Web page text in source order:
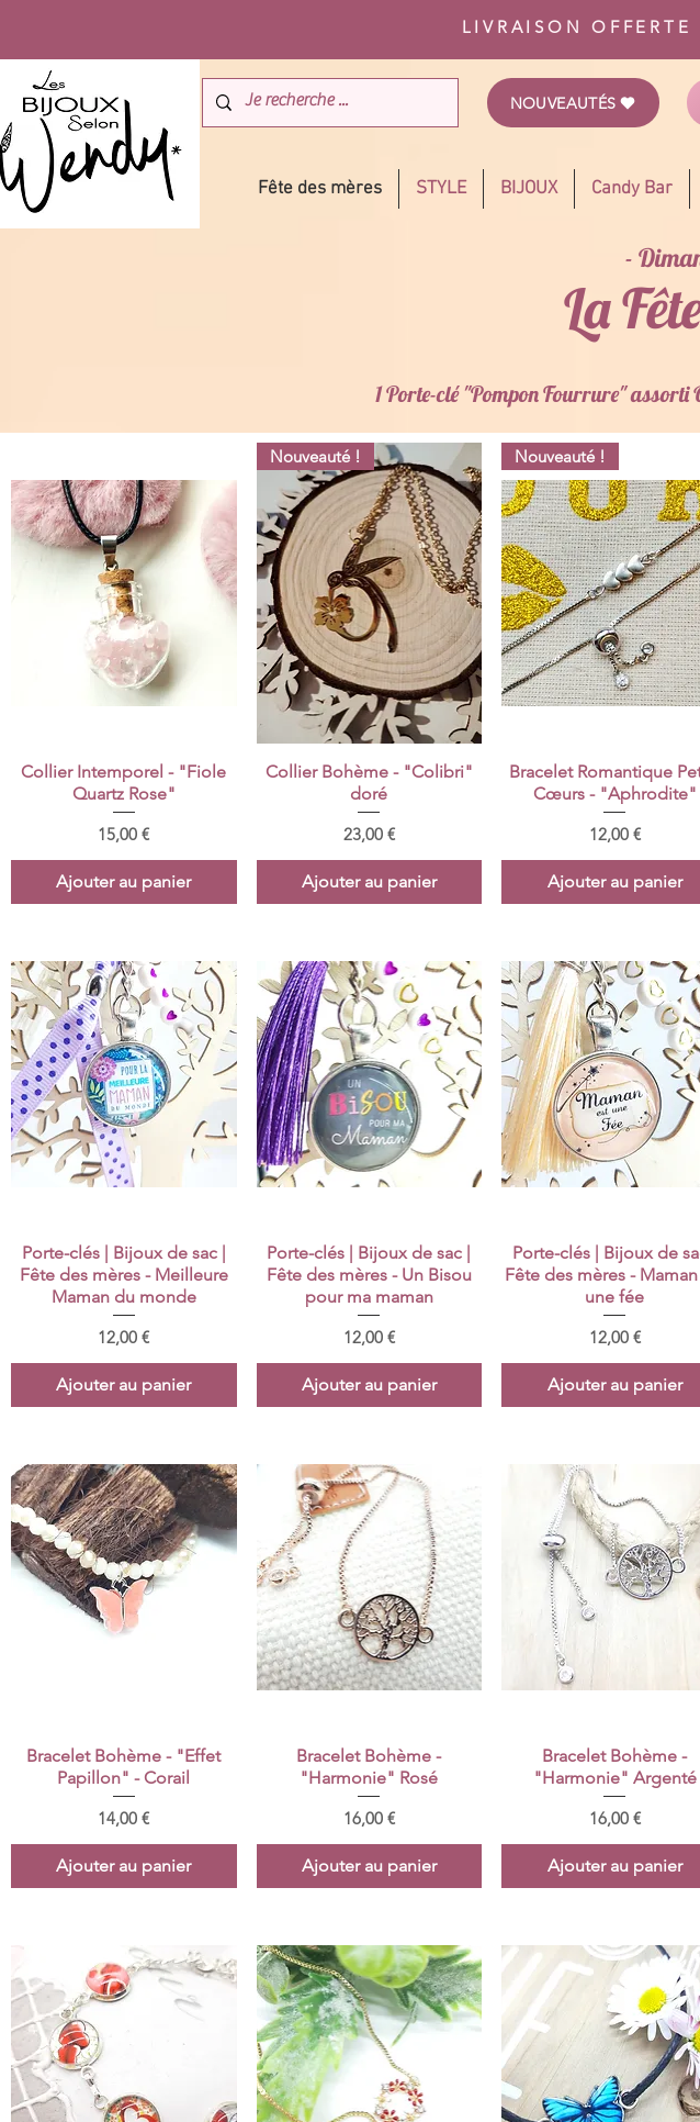
LIVRAISON
NOUVEAUTÉS
Fête des mères STYLE BIJOUX Candy Bar
La
Aperçu rapide
Collier Intemporel - "Fiole
Quartz Rose"
Prix
15,00 €
Ajouter au panier
Aperçu rapide
Nouveauté !
Collier Bohème - "Colibri"
doré
Prix
23,00 €
Ajouter au panier
Aperçu rapide
Nouveauté !
Bracelet Romantique
Cœurs - "Aphrodite"
Prix
12,00 €
Ajouter au panier
Aperçu rapide
Porte-clés | Bijoux de sac |
Fête des mères - Meilleure
Maman du monde
Prix
12,00 €
Ajouter au panier
Aperçu rapide
Porte-clés | Bijoux de sac |
Fête des mères - Un Bisou
pour ma maman
Prix
12,00 €
Ajouter au panier
Aperçu rapide
Porte-clés | Bijoux de
Fête des mères -
une fée
Prix
12,00 €
Ajouter au panier
Aperçu rapide
Bracelet Bohème - "Effet
Papillon" - Corail
Prix
14,00 €
Ajouter au panier
Aperçu rapide
Bracelet Bohème -
"Harmonie" Rosé
Prix
16,00 €
Ajouter au panier
Aperçu rapide
Bracelet Bohème -
"Harmonie" Argenté
Prix
16,00 €
Ajouter au panier
1 Porte-clé "Pompon Fourrure"assorti
-